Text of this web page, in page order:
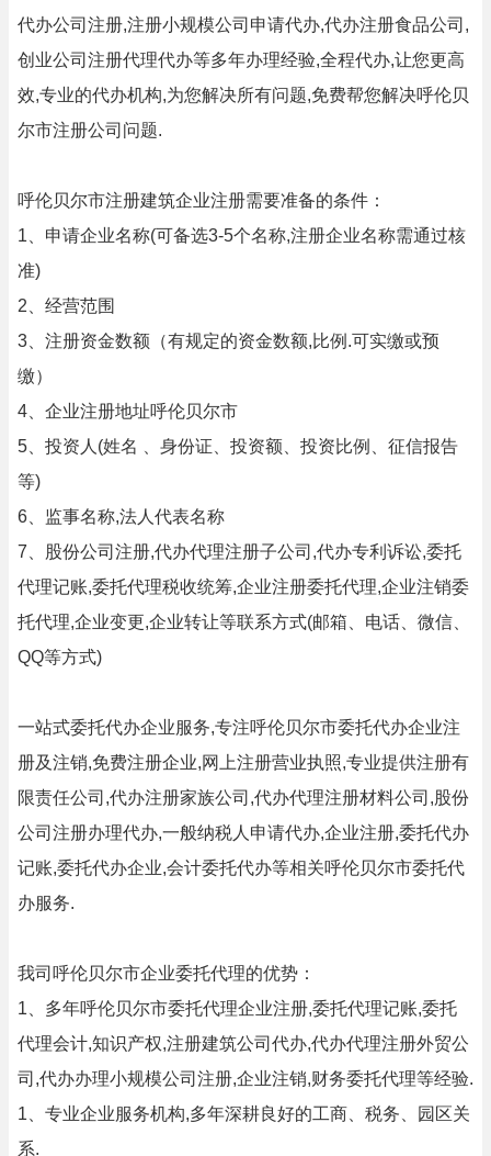
代办公司注册,注册小规模公司申请代办,代办注册食品公司,
创业公司注册代理代办等多年办理经验,全程代办,让您更高
效,专业的代办机构,为您解决所有问题,免费帮您解决呼伦贝
尔市注册公司问题.
呼伦贝尔市注册建筑企业注册需要准备的条件：
1、申请企业名称(可备选3-5个名称,注册企业名称需通过核
准)
2、经营范围
3、注册资金数额（有规定的资金数额,比例.可实缴或预
缴）
4、企业注册地址呼伦贝尔市
5、投资人(姓名 、身份证、投资额、投资比例、征信报告
等)
6、监事名称,法人代表名称
7、股份公司注册,代办代理注册子公司,代办专利诉讼,委托
代理记账,委托代理税收统筹,企业注册委托代理,企业注销委
托代理,企业变更,企业转让等联系方式(邮箱、电话、微信、
QQ等方式)
一站式委托代办企业服务,专注呼伦贝尔市委托代办企业注
册及注销,免费注册企业,网上注册营业执照,专业提供注册有
限责任公司,代办注册家族公司,代办代理注册材料公司,股份
公司注册办理代办,一般纳税人申请代办,企业注册,委托代办
记账,委托代办企业,会计委托代办等相关呼伦贝尔市委托代
办服务.
我司呼伦贝尔市企业委托代理的优势：
1、多年呼伦贝尔市委托代理企业注册,委托代理记账,委托
代理会计,知识产权,注册建筑公司代办,代办代理注册外贸公
司,代办办理小规模公司注册,企业注销,财务委托代理等经验.
1、专业企业服务机构,多年深耕良好的工商、税务、园区关
系.